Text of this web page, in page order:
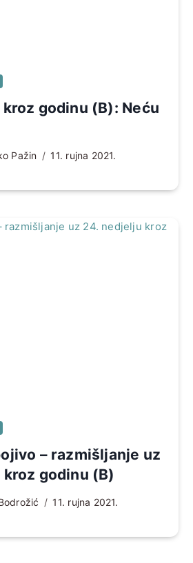
godinu (B): Neću
Pažin 11. rujna 2021.
– razmišljanje uz
godinu (B)
11. rujna 2021.